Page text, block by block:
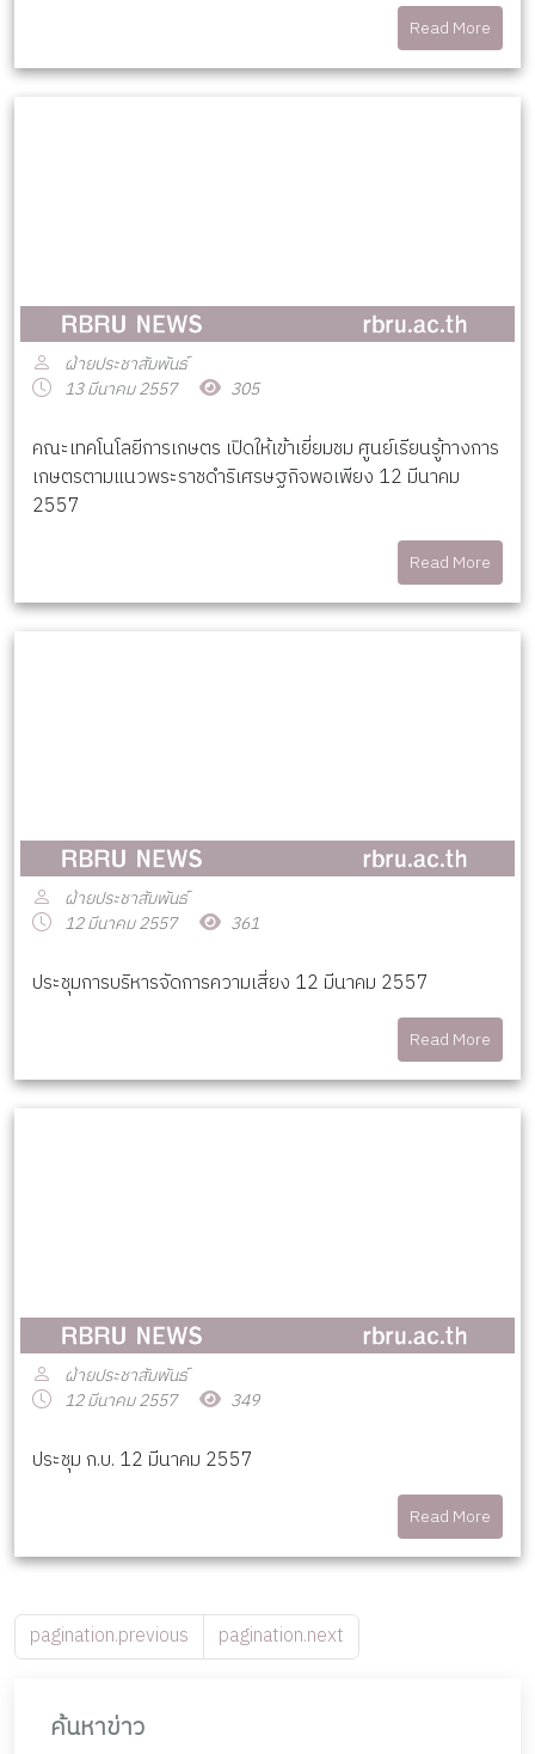
Read More
ฝ่ายประชาสัมพันธ์
13 มีนาคม 2557
305
คณะเทคโนโลยีการเกษตร เปิดให้เข้าเยี่ยมชม ศูนย์เรียนรู้ทางการ
เกษตรตามแนวพระราชดำริเศรษฐกิจพอเพียง 12 มีนาคม
2557
Read More
ฝ่ายประชาสัมพันธ์
12 มีนาคม 2557
361
ประชุมการบริหารจัดการความเสี่ยง 12 มีนาคม 2557
Read More
ฝ่ายประชาสัมพันธ์
12 มีนาคม 2557
349
ประชุม ก.บ. 12 มีนาคม 2557
Read More
pagination.previous pagination.next
ค้นหาข่าว